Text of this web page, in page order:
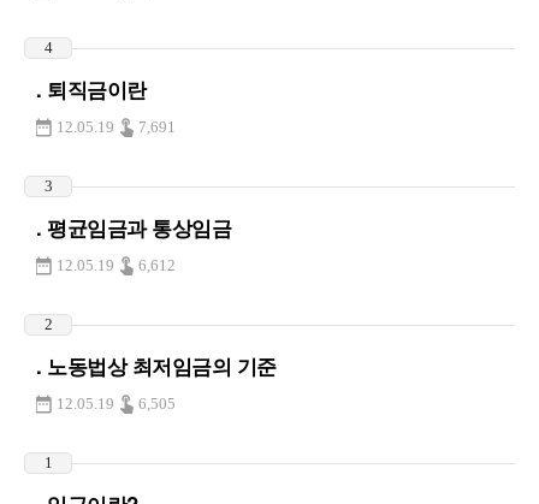
4
. 퇴직금이란
12.05.19 7,691
3
. 평균임금과 통상임금
12.05.19 6,612
2
. 노동법상 최저임금의 기준
12.05.19 6,505
1